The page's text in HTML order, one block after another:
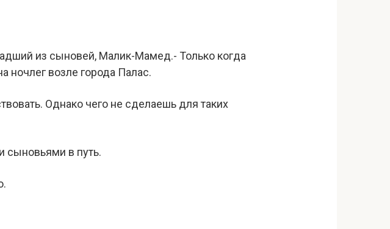
из сыновей, Малик-Мамед.- Только когда
ночлег возле города Палас.
Однако чего не сделаешь для таких
сыновьями в путь.